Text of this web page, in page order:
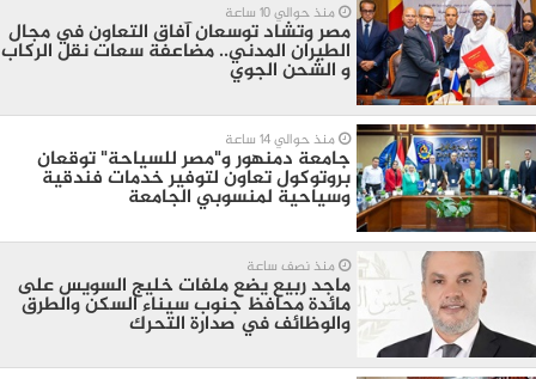
منذ حوالي 10 ساعة
مصر وتشاد توسعان آفاق التعاون في مجال
الطيران المدني.. مضاعفة سعات نقل الركاب
و الشحن الجوي
منذ حوالي 14 ساعة
جامعة دمنهور و"مصر للسياحة" توقعان
بروتوكول تعاون لتوفير خدمات فندقية
وسياحية لمنسوبي الجامعة
منذ نصف ساعة
ماجد ربيع يضع ملفات خليج السويس على
مائدة محافظ جنوب سيناء السكن والطرق
والوظائف في صدارة التحرك